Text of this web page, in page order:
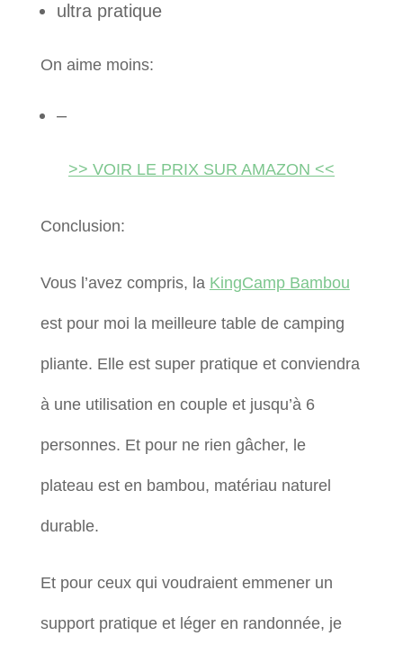
ultra pratique
On aime moins:
–
>> VOIR LE PRIX SUR AMAZON <<
Conclusion:
Vous l’avez compris, la KingCamp Bambou
est pour moi la meilleure table de camping
pliante. Elle est super pratique et conviendra
à une utilisation en couple et jusqu’à 6
personnes. Et pour ne rien gâcher, le
plateau est en bambou, matériau naturel
durable.
Et pour ceux qui voudraient emmener un
support pratique et léger en randonnée, je